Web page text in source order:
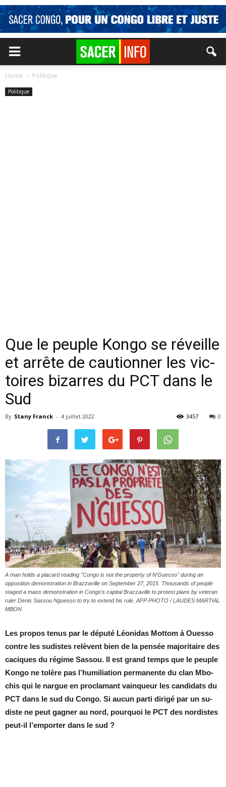
Home Politique
Politique
Que le peuple Kongo se ré­veille
et ar­rête de cau­tion­ner les vic­
toires bi­zarres du PCT dans le
Sud
By Stany Franck - 4 juillet 2022 0
3457
A man holds a placard reading "Congo is not the property of N'Guesso" during an
opposition demonstration in Brazzaville on September 27, 2015. Thousands of people
staged a mass demonstration in Congo's capital Brazzaville to protest plans by veteran
ruler Denis Sassou Nguesso to try to extend his rule. AFP PHOTO / LAUDES MARTIAL
MBON
Les pro­pos te­nus par le dé­puté Léo­ni­das Mot­tom à Ouesso
contre les su­distes re­lèvent bien de la pen­sée ma­jo­ri­taire des
ca­ciques du ré­gime Sas­sou. Il est grand temps que le peuple
Kongo ne to­lère pas l’hu­mi­lia­tion per­ma­nente du clan Mbo­
chis qui le nargue en pro­cla­mant vain­queur les can­di­dats du
PCT dans le sud du Congo. Si au­cun parti di­rigé par un su­
diste ne peut ga­gner au nord, pour­quoi le PCT des nor­distes
peut-il l’em­por­ter dans le sud ?